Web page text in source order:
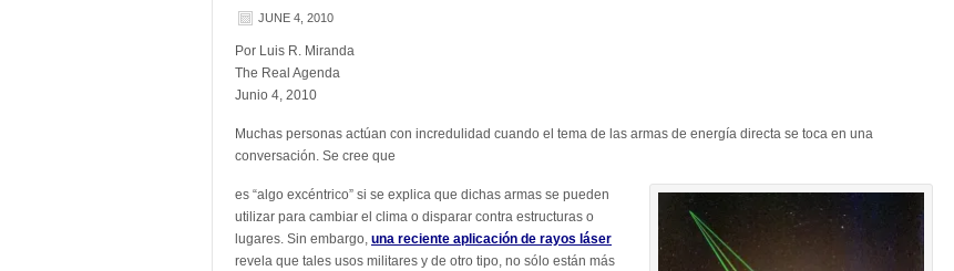
JUNE 4, 2010
Por Luis R. Miranda
The Real Agenda
Junio 4, 2010
Muchas personas actúan con incredulidad cuando el tema de las armas de energía directa se toca en una
conversación. Se cree que
es “algo excéntrico” si se explica que dichas armas se pueden
utilizar para cambiar el clima o disparar contra estructuras o
lugares. Sin embargo, una reciente aplicación de rayos láser
revela que tales usos militares y de otro tipo, no sólo están más